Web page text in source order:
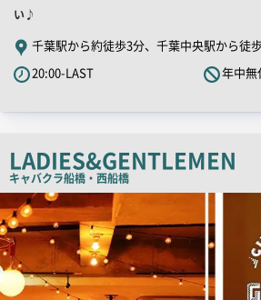
舗
PR
キ
ャ
ピ
ー
い♪
千葉駅から約徒歩3分、千葉中央駅から徒
20:00-LAST
年中無
LADIES&GENTLEMEN
キャバクラ船橋・西船橋
店
舗
PR
画
像